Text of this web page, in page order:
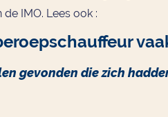
IMO. Lees ook :
gevonden die zich